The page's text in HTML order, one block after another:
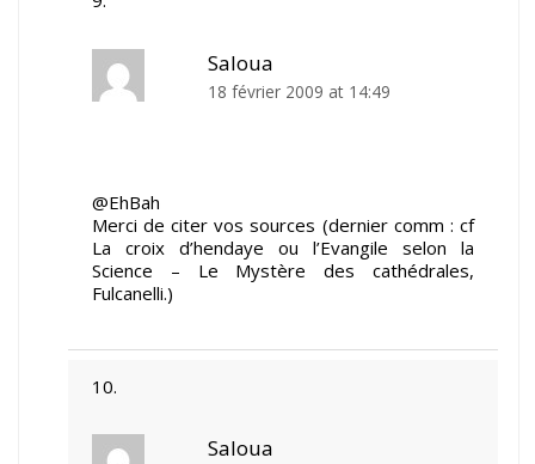
Saloua
18 février 2009 at 14:49
@EhBah
Merci de citer vos sources (dernier comm : cf
La croix d’hendaye ou l’Evangile selon la
Science – Le Mystère des cathédrales,
Fulcanelli.)
Saloua